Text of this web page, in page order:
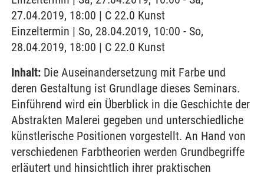
27.04.2019, 18:00 | C 22.0 Kunst
Einzeltermin | So, 28.04.2019, 10:00 - So,
28.04.2019, 18:00 | C 22.0 Kunst
Inhalt: Die Auseinandersetzung mit Farbe und
deren Gestaltung ist Grundlage dieses Seminars.
Einführend wird ein Überblick in die Geschichte der
Abstrakten Malerei gegeben und unterschiedliche
künstlerische Positionen vorgestellt. An Hand von
verschiedenen Farbtheorien werden Grundbegriffe
erläutert und hinsichtlich ihrer praktischen